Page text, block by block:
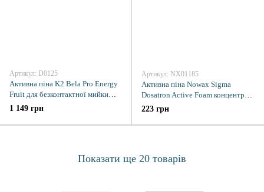
Артикул: D0125
Активна піна K2 Bela Pro Energy
Fruit для безконтактної мийки
концентрат енергія фруктів
каністра 5л
1 149 грн
Артикул: NX01185
Активна піна Nowax Sigma
Dosatron Active Foam концентрат
для безконтактної мийки 1л
223 грн
Показати ще 20 товарів